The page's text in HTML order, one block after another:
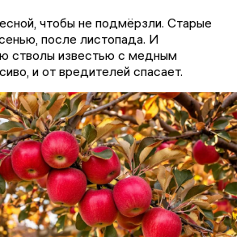
чтобы не подмёрзли. Старые
после листопада. И
стволы известью с медным
и от вредителей спасает.